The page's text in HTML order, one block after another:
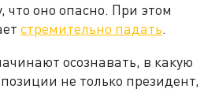
что оно опасно. При этом
стремительно падать.
осознавать, в какую
не только президент,